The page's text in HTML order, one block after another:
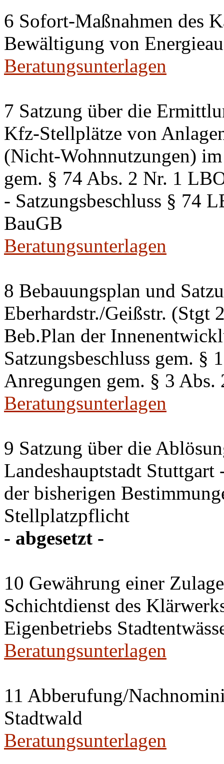
6 Sofort-Maßnahmen des
Bewältigung von
Beratungsunterlagen
7 Satzung über die
Kfz-Stellplätze von
(Nicht-Wohnnutzungen)
gem. § 74 Abs. 2 Nr. 1
- Satzungsbeschluss § 74
BauGB
Beratungsunterlagen
8 Bebauungsplan und
Eberhardstr./Geißstr. (Stgt
Beb.Plan der
Satzungsbeschluss gem.
Anregungen gem. § 3 Abs.
Beratungsunterlagen
9 Satzung über die
Landeshauptstadt
der bisherigen
Stellplatzpflicht
- abgesetzt -
10 Gewährung einer
Schichtdienst des
Eigenbetriebs
Beratungsunterlagen
11 Abberufung/
Stadtwald
Beratungsunterlagen